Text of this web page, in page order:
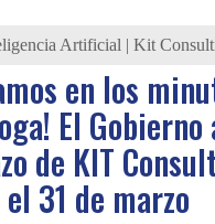
Artificial | Kit
en los
El
de KIT
31 de marzo